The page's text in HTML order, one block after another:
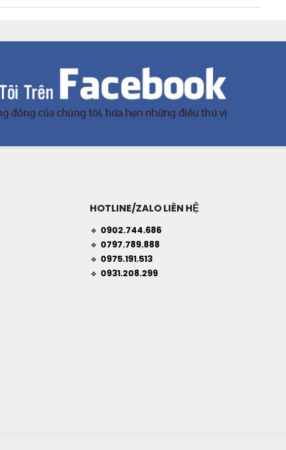
HOTLINE/ZALO LIÊN HỆ
🔹 0902.744.686
🔹 0797.789.888
🔹 0975.191.513
🔹 0931.208.299